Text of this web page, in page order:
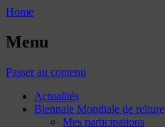
Home
Menu
Passer au contenu
Actualités
Biennale Mondiale de reliure
Mes participations